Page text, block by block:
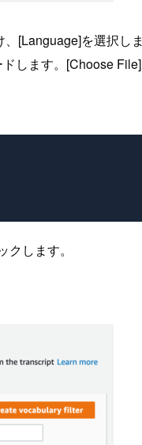
[Language]を選択
ます。[Choose
します。